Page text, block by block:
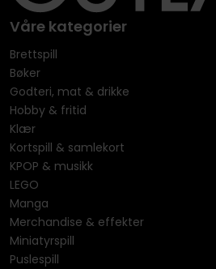
Våre kategorier
Brettspill
Bøker
Godteri, mat & drikke
Hobby & fritid
Klær
Kortspill & samlekort
KPOP & musikk
LEGO
Manga
Merchandise & effekter
Miniatyrspill
Puslespill